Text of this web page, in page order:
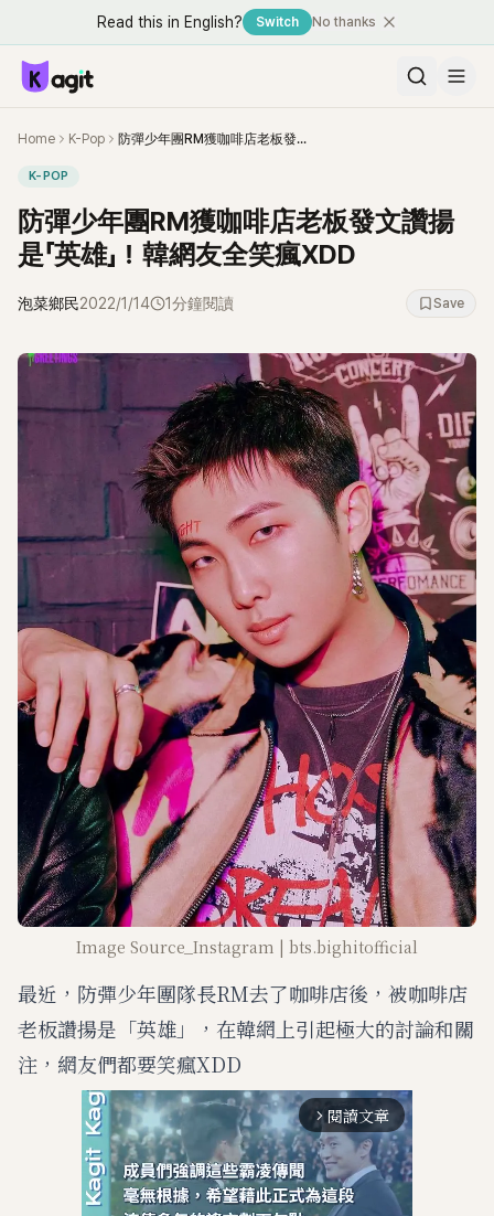
Read this in English? Switch No thanks
Home K-Pop 防彈少年團RM獲咖啡店老板發文讚揚是「英雄」！韓網友全笑瘋XDD
K-POP
防彈少年團RM獲咖啡店老板發文讚揚
是「英雄」！韓網友全笑瘋XDD
泡菜鄉民2022/1/14 1分鐘閱讀 Save
Image Source_Instagram | bts.bighitofficial
最近，防彈少年團隊長RM去了咖啡店後，被咖啡店
老板讚揚是「英雄」，在韓網上引起極大的討論和關
注，網友們都要笑瘋XDD
arrow_forward_ios 閱讀文章